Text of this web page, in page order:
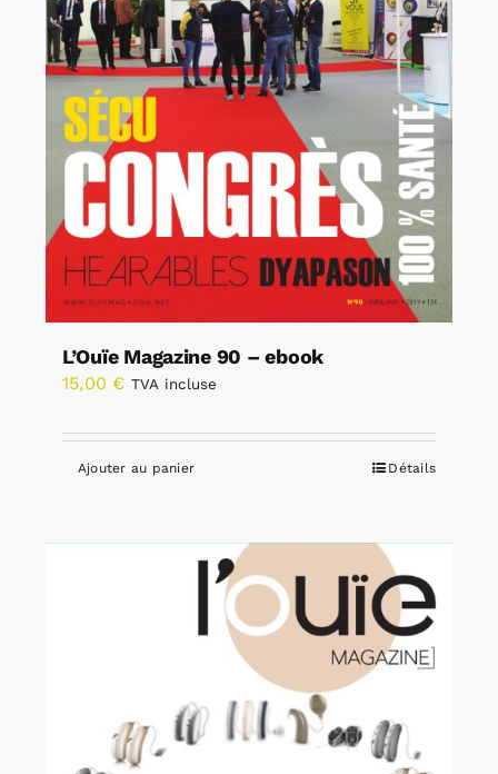
L’Ouïe Magazine 90 – ebook
15,00 € TVA incluse
Ajouter au panier Détails